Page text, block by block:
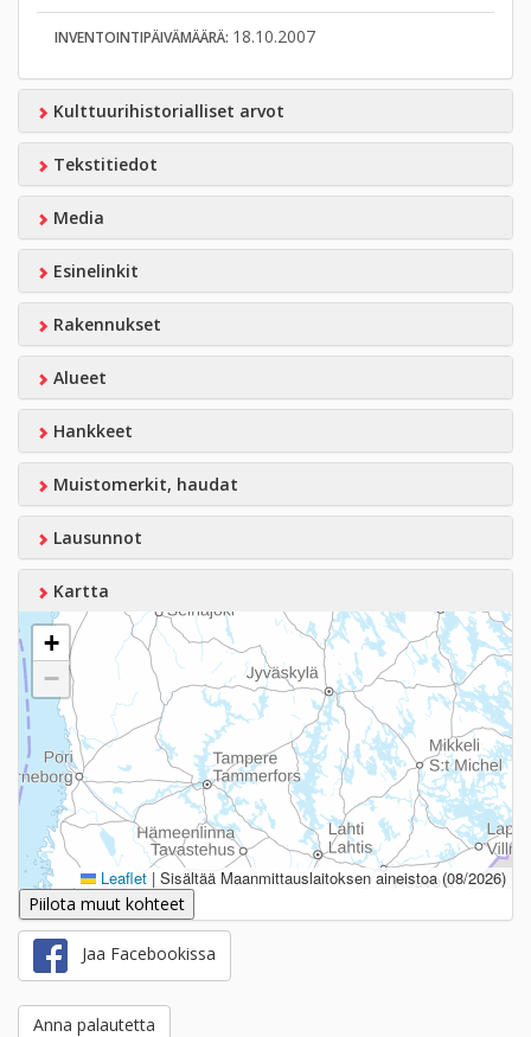
INVENTOINTIPÄIVÄMÄÄRÄ: 18.10.2007
Kulttuurihistorialliset arvot
Tekstitiedot
Media
Esinelinkit
Rakennukset
Alueet
Hankkeet
Muistomerkit, haudat
Lausunnot
Kartta
+
−
Leaflet | Sisältää Maanmittauslaitoksen aineistoa (08/2026)
Piilota muut kohteet
Jaa Facebookissa
Anna palautetta